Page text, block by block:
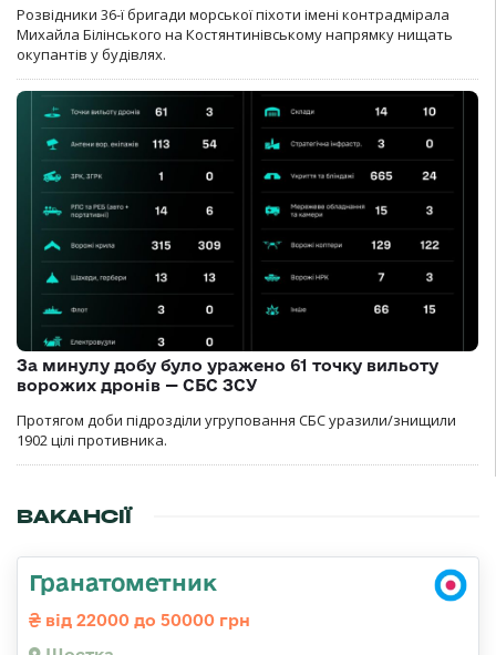
Розвідники 36-ї бригади морської піхоти імені контрадмірала
Михайла Білінського на Костянтинівському напрямку нищать
окупантів у будівлях.
За минулу добу було уражено 61 точку вильоту
ворожих дронів — СБС ЗСУ
Протягом доби підрозділи угруповання СБС уразили/знищили
1902 цілі противника.
ВАКАНСІЇ
Гранатометник
від 22000 до 50000 грн